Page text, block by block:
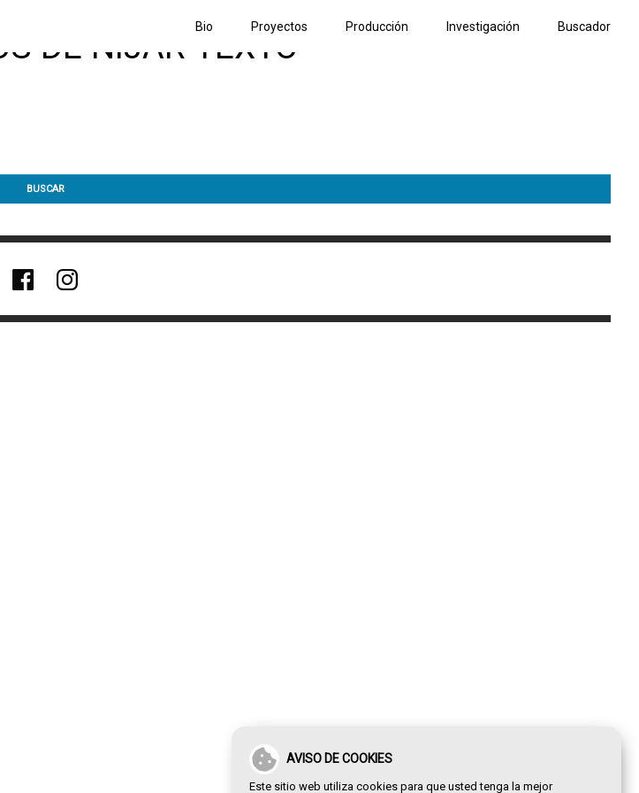
AVISO DE COOKIES
Este sitio web utiliza cookies para que usted tenga la mejor
Bio Proyectos Producción Investigación Buscador
DE NÍJAR-TEXTO
BUSCAR